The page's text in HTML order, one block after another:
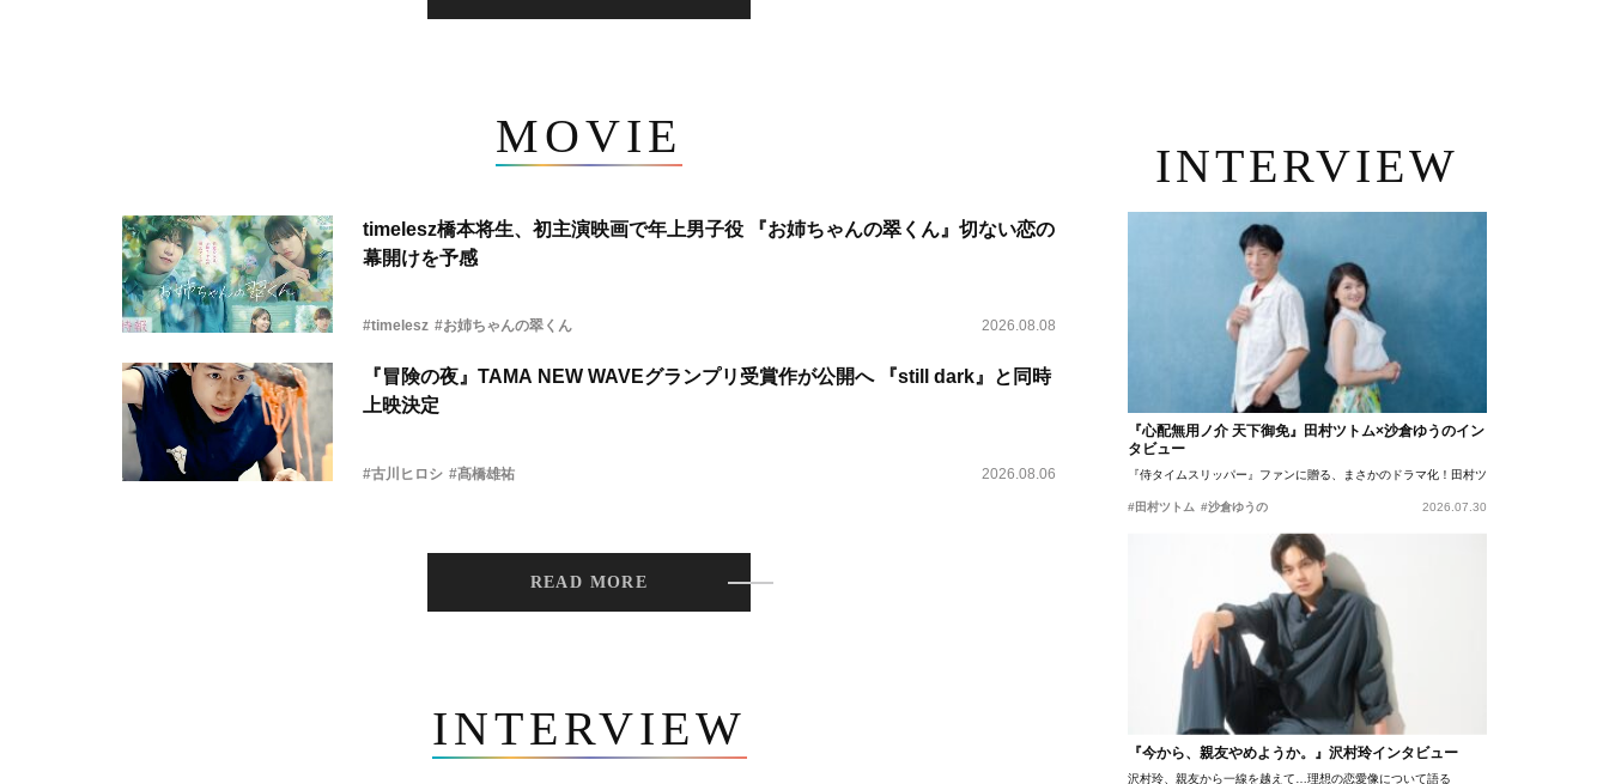
MOVIE
timelesz橋本将生、初主演映画で年上男子役 『お姉ちゃんの翠くん』切ない恋の
幕開けを予感
#timelesz #お姉ちゃんの翠くん 2026.08.08
『冒険の夜』TAMA NEW WAVEグランプリ受賞作が公開へ 『still dark』と同時
上映決定
#古川ヒロシ #髙橋雄祐 2026.08.06
READ MORE
INTERVIEW
INTERVIEW
『心配無用ノ介 天下御免』田村ツトム×沙倉ゆうのイン
タビュー
『侍タイムスリッパー』ファンに贈る、まさかのドラマ化！田村ツトム×沙倉ゆうのが語
#田村ツトム #沙倉ゆうの 2026.07.30
『今から、親友やめようか。』沢村玲インタビュー
沢村玲、親友から一線を越えて…理想の恋愛像について語る